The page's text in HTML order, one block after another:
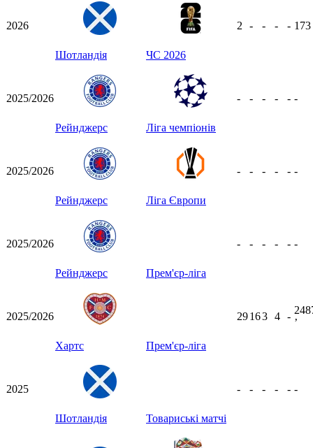
2026
Шотландія ЧС 2026
2 - - - - 173
2025/2026
Рейнджерс Ліга чемпіонів
- - - - - -
2025/2026
Рейнджерс Ліга Європи
- - - - - -
2025/2026
Рейнджерс Прем'єр-ліга
- - - - - -
2025/2026
Хартс Прем'єр-ліга
29163 4 -
ʼ
2025
Шотландія Товариські матчі
- - - - - -